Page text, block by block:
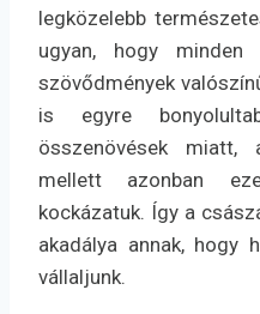
legközelebb
ugyan, hogy
szövődmények
is egyre
összenövések
mellett azonban
kockázatuk. Így a
akadálya annak, hogy
vállaljunk.